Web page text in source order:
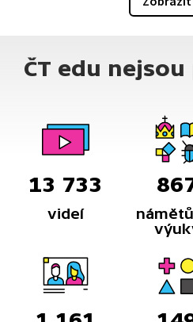
ČT edu
13 733
videí